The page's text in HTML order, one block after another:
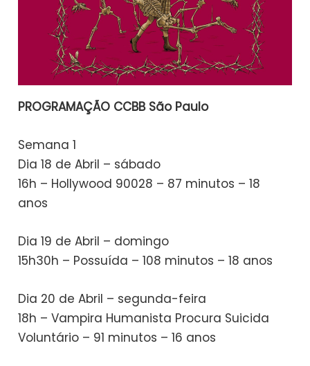
PROGRAMAÇÃO CCBB São Paulo
Semana 1
Dia 18 de Abril – sábado
16h – Hollywood 90028 – 87 minutos – 18
anos
Dia 19 de Abril – domingo
15h30h – Possuída – 108 minutos – 18 anos
Dia 20 de Abril – segunda-feira
18h – Vampira Humanista Procura Suicida
Voluntário – 91 minutos – 16 anos